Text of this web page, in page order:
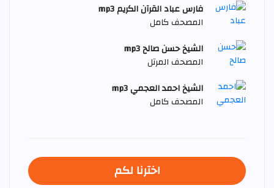
فارس عباد القرآن الكريم mp3
المصحف كامل
الشيخ حسن صالح mp3
المصحف المرتل
الشيخ احمد العجمي mp3
المصحف كامل
اخترنا لكم